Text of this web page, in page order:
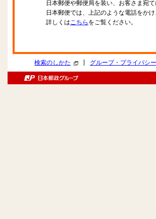
日本郵便や郵便局を装い、お客さま宛
日本郵便では、上記のような電話をか
詳しくはこちら をご覧ください。
検索のしかた グループ・プライバシ